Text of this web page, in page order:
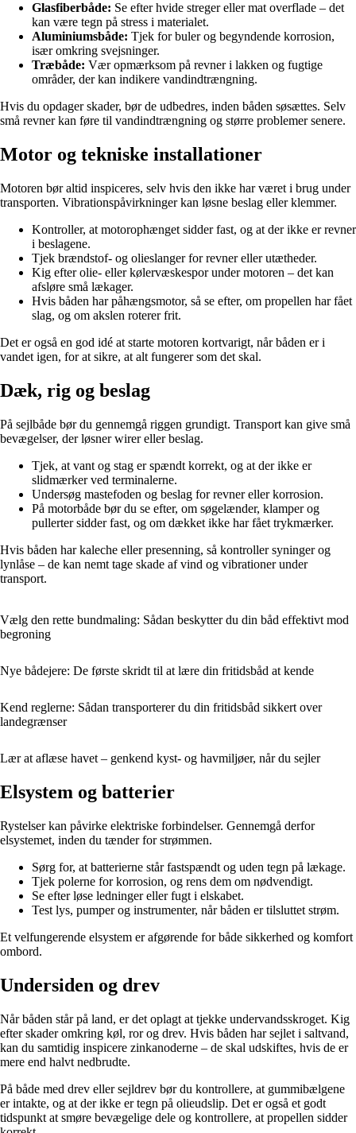
Glasfiberbåde: Se efter hvide streger eller mat overflade – det
kan være tegn på stress i materialet.
Aluminiumsbåde: Tjek for buler og begyndende korrosion,
især omkring svejsninger.
Træbåde: Vær opmærksom på revner i lakken og fugtige
områder, der kan indikere vandindtrængning.
Hvis du opdager skader, bør de udbedres, inden båden søsættes. Selv
små revner kan føre til vandindtrængning og større problemer senere.
Motor og tekniske installationer
Motoren bør altid inspiceres, selv hvis den ikke har været i brug under
transporten. Vibrationspåvirkninger kan løsne beslag eller klemmer.
Kontroller, at motorophænget sidder fast, og at der ikke er revner
i beslagene.
Tjek brændstof- og olieslanger for revner eller utætheder.
Kig efter olie- eller kølervæskespor under motoren – det kan
afsløre små lækager.
Hvis båden har påhængsmotor, så se efter, om propellen har fået
slag, og om akslen roterer frit.
Det er også en god idé at starte motoren kortvarigt, når båden er i
vandet igen, for at sikre, at alt fungerer som det skal.
Dæk, rig og beslag
På sejlbåde bør du gennemgå riggen grundigt. Transport kan give små
bevægelser, der løsner wirer eller beslag.
Tjek, at vant og stag er spændt korrekt, og at der ikke er
slidmærker ved terminalerne.
Undersøg mastefoden og beslag for revner eller korrosion.
På motorbåde bør du se efter, om søgelænder, klamper og
pullerter sidder fast, og om dækket ikke har fået trykmærker.
Hvis båden har kaleche eller presenning, så kontroller syninger og
lynlåse – de kan nemt tage skade af vind og vibrationer under
transport.
Vælg den rette bundmaling: Sådan beskytter du din båd effektivt mod
begroning
Nye bådejere: De første skridt til at lære din fritidsbåd at kende
Kend reglerne: Sådan transporterer du din fritidsbåd sikkert over
landegrænser
Lær at aflæse havet – genkend kyst- og havmiljøer, når du sejler
Elsystem og batterier
Rystelser kan påvirke elektriske forbindelser. Gennemgå derfor
elsystemet, inden du tænder for strømmen.
Sørg for, at batterierne står fastspændt og uden tegn på lækage.
Tjek polerne for korrosion, og rens dem om nødvendigt.
Se efter løse ledninger eller fugt i elskabet.
Test lys, pumper og instrumenter, når båden er tilsluttet strøm.
Et velfungerende elsystem er afgørende for både sikkerhed og komfort
ombord.
Undersiden og drev
Når båden står på land, er det oplagt at tjekke undervandsskroget. Kig
efter skader omkring køl, ror og drev. Hvis båden har sejlet i saltvand,
kan du samtidig inspicere zinkanoderne – de skal udskiftes, hvis de er
mere end halvt nedbrudte.
På både med drev eller sejldrev bør du kontrollere, at gummibælgene
er intakte, og at der ikke er tegn på olieudslip. Det er også et godt
tidspunkt at smøre bevægelige dele og kontrollere, at propellen sidder